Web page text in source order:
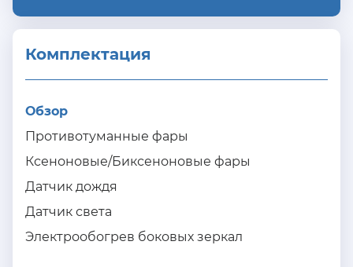
Комплектация
Обзор
Противотуманные фары
Ксеноновые/Биксеноновые фары
Датчик дождя
Датчик света
Электрообогрев боковых зеркал